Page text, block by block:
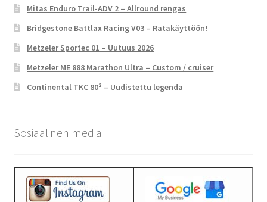
Mitas Enduro Trail-ADV 2 – Allround rengas
Bridgestone Battlax Racing V03 – Ratakäyttöön!
Metzeler Sportec 01 – Uutuus 2026
Metzeler ME 888 Marathon Ultra – Custom / cruiser
Continental TKC 80² – Uudistettu legenda
Sosiaalinen media